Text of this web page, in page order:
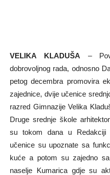
VELIKA KLADUŠA –
dobrovoljnog rada, odnosno
petog decembra promovira
zajednice, dvije učenice
razred Gimnazije Velika
Druge srednje škole
su tokom dana u Redakciji
učenice su upoznate sa
kuće a potom su zajedno
naselje Kumarica gdje su